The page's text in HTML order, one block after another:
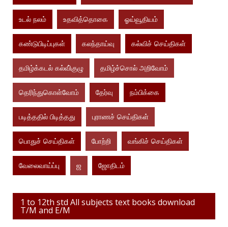
உடல் நலம் உதவித்தொகை ஓய்வூதியம்
கண்டுபிடிப்புகள் கலந்தாய்வு கல்விச் செய்திகள்
தமிழ்க்கடல் கல்வி்குழு தமிழ்ச்சொல் அறிவோம்
தெரிந்துகொள்வோம் தேர்வு நம்பிக்கை
படித்ததில் பிடித்தது புராணச் செய்திகள்
பொதுச் செய்திகள் போற்றி வங்கிச் செய்திகள்
வேலைவாய்ப்பு ஜ ஜோதிடம்
1 to 12th std All subjects text books download
T/M and E/M